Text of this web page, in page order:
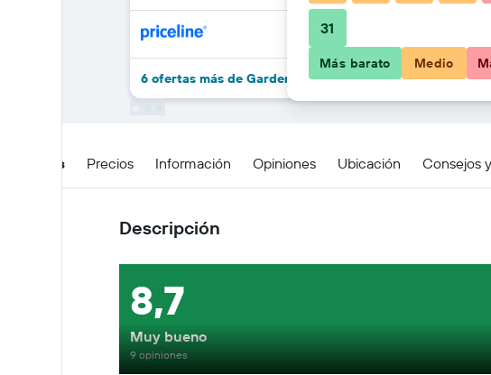
6 ofertas más de Garden Gables
Detalles Precios Información Opiniones Ubicación Consejos
Descripción
8,7
Muy bueno
9 opiniones
31
Más barato Medio